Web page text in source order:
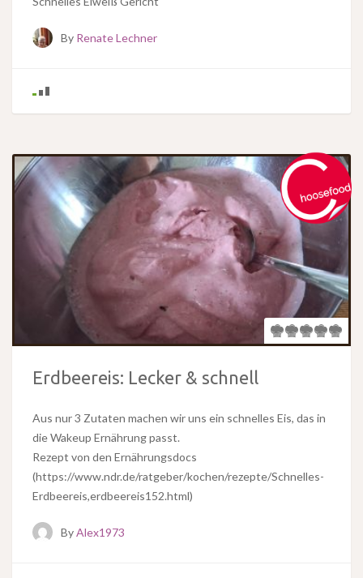
By Renate Lechner
Erdbeereis: Lecker & schnell
Aus nur 3 Zutaten machen wir uns ein schnelles Eis, das in
die Wakeup Ernährung passt.
Rezept von den Ernährungsdocs
(https://www.ndr.de/ratgeber/kochen/rezepte/Schnelles-
Erdbeereis,erdbeereis152.html)
ByAlex1973